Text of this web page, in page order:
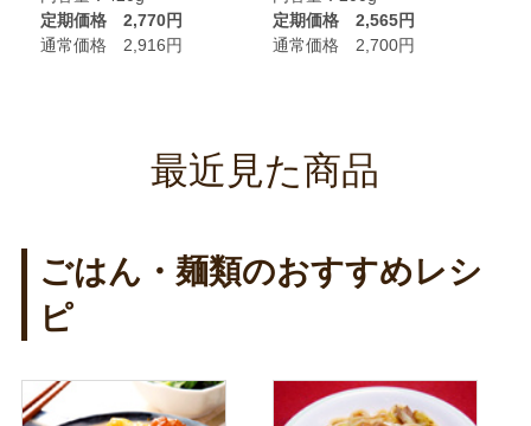
定期価格 2,770円
通常価格 2,916円
定期価格 2,565円
通常価格 2,700円
最近見た商品
ごはん・麺類のおすすめレシ
ピ